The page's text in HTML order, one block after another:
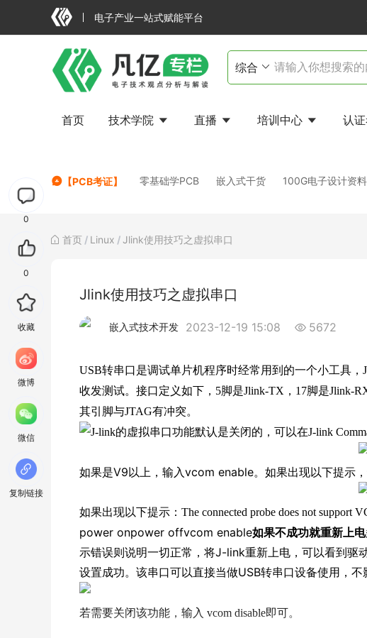
0
0
收藏
微博
微信
复制链接
电子产业一站式赋能平台
首页 技术学院 直播 培训中心 认
【PCB考证】 零基础学PCB 嵌入式干货 100G电子设计资料
首页 / Linux / Jlink使用技巧之虚拟串口
Jlink使用技巧之虚拟串口
嵌入式技术开发 2023-12-19 15:08 5672
USB转串口是调试单片机程序时经常用到的一个小工具
收发测试。接口定义如下，5脚是Jlink-TX，17脚是Jlink-
其引脚与JTAG有冲突。
J-link的虚拟串口功能默认是关闭的，可以在J-link
如果是V9以上，输入vcom enable。 如果出现以下提示
如果出现以下提示：The connected probe does not support
power onpower offvcom enable如果不成功就重新上
示错误则说明一切正常，将J-link重新上电，可以看到驱
设置成功。 该串口可以直接当做USB转串口设备使用，不
若需要关闭该功能，输入 vcom disable即可。